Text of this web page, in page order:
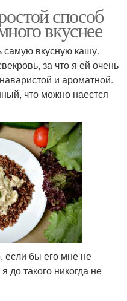
способ
вкуснее
самую вкусную кашу.
за что я ей очень
и ароматной.
что можно наестся
если бы его мне не
до такого никогда не